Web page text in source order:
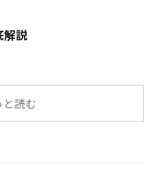
解説
と読む